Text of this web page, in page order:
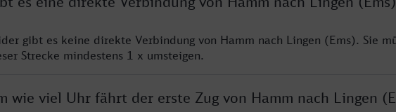
gibt es keine direkte Verbindung von Hamm nach Lingen (Ems). Sie
Strecke mindestens 1 x umsteigen.
wie viel Uhr fährt der erste Zug von Hamm nach Lingen